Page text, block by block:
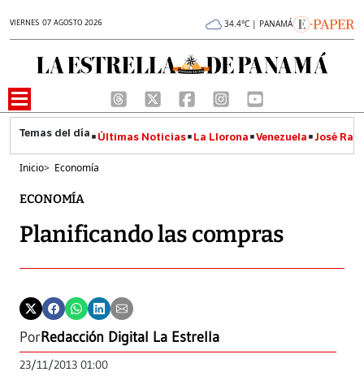
VIERNES 07 AGOSTO 2026 34.4°C | PANAMÁ
Últimas Noticias La Llorona Venezuela José
Inicio> Economía
ECONOMÍA
Planificando las compras
PorRedacción Digital La Estrella
23/11/2013 01:00